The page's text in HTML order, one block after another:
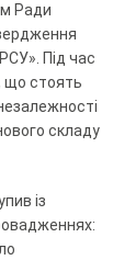
Ради
Під час
що стоять
складу
із